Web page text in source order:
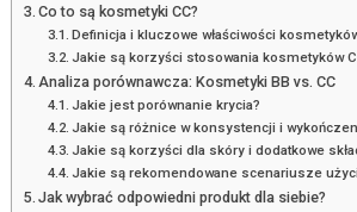
Co to są kosmetyki CC?
Definicja i kluczowe właściwości
Jakie są korzyści stosowania kosmetyków
Analiza porównawcza: Kosmetyki BB vs. CC
Jakie jest porównanie krycia?
Jakie są różnice w konsystencji i
Jakie są korzyści dla skóry i dodatkowe
Jakie są rekomendowane scenariusze
Jak wybrać odpowiedni produkt dla siebie?